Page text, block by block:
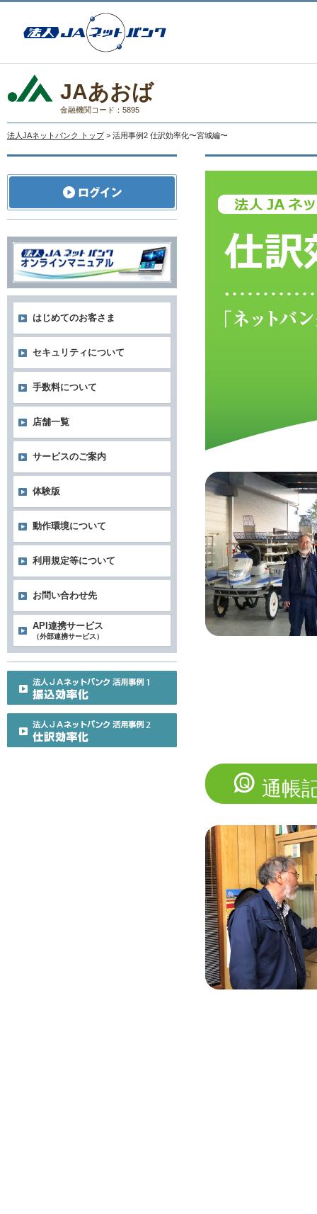
JAあおば
金融機関コード：5895
法人JAネットバンク トップ > 活用事例2 仕訳効率化〜宮城編〜
通帳
はじめてのお客さま
セキュリティについて
手数料について
店舗一覧
サービスのご案内
体験版
動作環境について
利用規定等について
お問い合わせ先
API連携サービス
（外部連携サービス）